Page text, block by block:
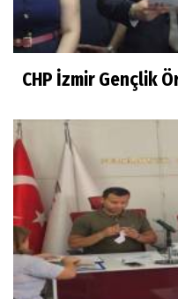
CHP İzmir Gençlik